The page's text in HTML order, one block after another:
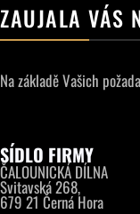
ZAUJALA VÁS
Na základě Vašich
SÍDLO FIRMY
ČALOUNICKÁ DÍLNA
Svitavská 268,
679 21 Černá Hora